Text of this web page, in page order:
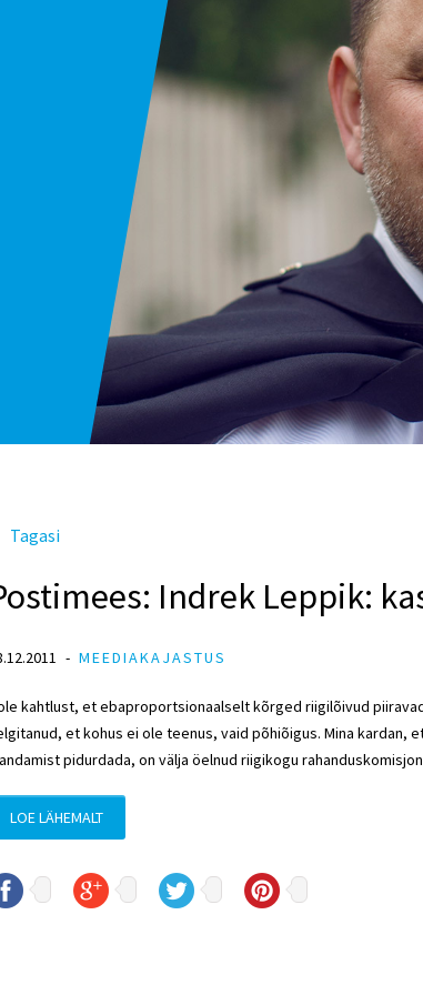
Tagasi
Indrek Leppik:
MEEDIAKAJASTUS
kahtlust, et ebaproportsionaalselt kõrged riigilõivud
et kohus ei ole teenus, vaid põhiõigus. Mina
pidurdada, on välja öelnud riigikogu
LOE LÄHEMALT